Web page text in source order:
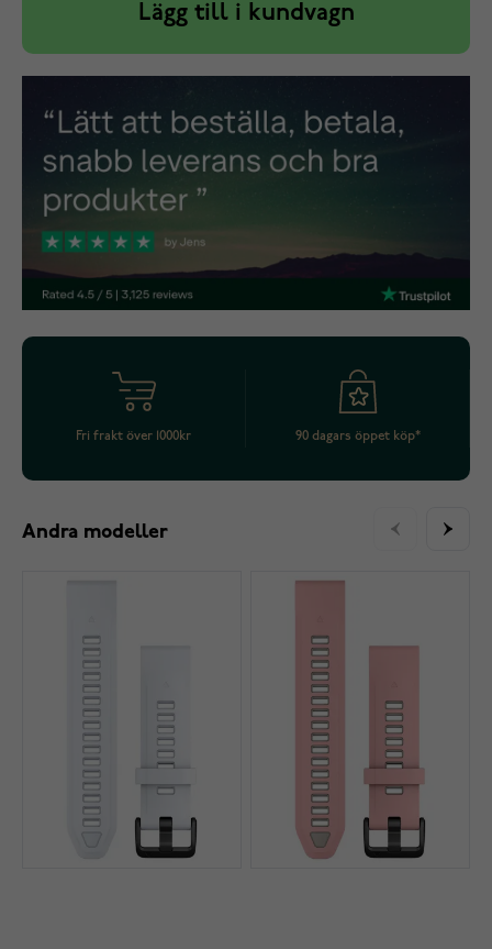
Lägg till i kundvagn
Fri frakt över 1000kr 90 dagars öppet köp*
Andra modeller